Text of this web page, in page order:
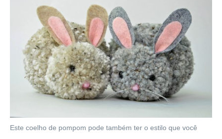
Este coelho de pompom pode também ter o estilo que você